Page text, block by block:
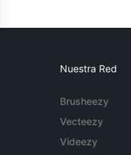
Nuestra Red
Brusheezy
Vecteezy
Videezy